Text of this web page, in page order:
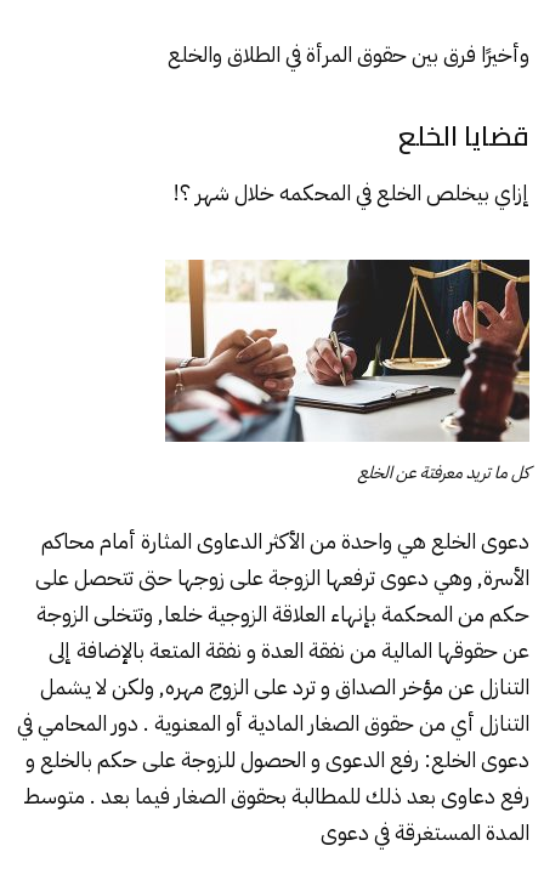
وأخيرًا فرق بينحقوق المرأة في الطلاق والخلع
قضايا الخلع
إزاي بيخلص الخلع في المحكمه خلال شهر ؟!
كل ما تريد معرفتة عن الخلع
دعوى الخلع هي واحدة من الأكثر الدعاوى المثارة أمام محاكم
الأسرة, وهي دعوى ترفعها الزوجة على زوجها حتى تتحصل على
حكم من المحكمة بإنهاء العلاقة الزوجية خلعا, وتتخلى الزوجة
عن حقوقها المالية من نفقة العدة و نفقة المتعة بالإضافة إلى
التنازل عن مؤخر الصداق و ترد على الزوج مهره, ولكن لا يشمل
التنازل أي من حقوق الصغار المادية أو المعنوية . دور المحامي في
دعوى الخلع: رفع الدعوى و الحصول للزوجة على حكم بالخلع و
رفع دعاوى بعد ذلك للمطالبة بحقوق الصغار فيما بعد . متوسط
المدة المستغرقة في دعوى